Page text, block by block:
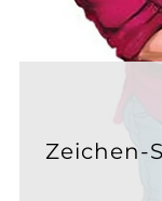
Zeichen-